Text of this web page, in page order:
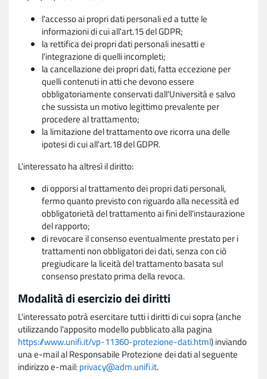
l'accesso ai propri dati personali ed a tutte le
informazioni di cui all'art.15 del GDPR;
la rettifica dei propri dati personali inesatti e
l'integrazione di quelli incompleti;
la cancellazione dei propri dati, fatta eccezione per
quelli contenuti in atti che devono essere
obbligatoriamente conservati dall'Università e salvo
che sussista un motivo legittimo prevalente per
procedere al trattamento;
la limitazione del trattamento ove ricorra una delle
ipotesi di cui all'art.18 del GDPR.
L'interessato ha altresì il diritto:
di opporsi al trattamento dei propri dati personali,
fermo quanto previsto con riguardo alla necessità ed
obbligatorietà del trattamento ai fini dell'instaurazione
del rapporto;
di revocare il consenso eventualmente prestato per i
trattamenti non obbligatori dei dati, senza con ciò
pregiudicare la liceità del trattamento basata sul
consenso prestato prima della revoca.
Modalità di esercizio dei diritti
L'interessato potrà esercitare tutti i diritti di cui sopra (anche
utilizzando l'apposito modello pubblicato alla pagina
https://www.unifi.it/vp-11360-protezione-dati.html) inviando
una e-mail al Responsabile Protezione dei dati al seguente
indirizzo e-mail:privacy@adm.unifi.it.